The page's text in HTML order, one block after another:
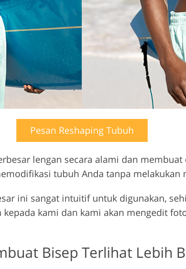
Pesan Reshaping Tubuh
lengan secara alami dan
tubuh Anda tanpa
ini sangat intuitif untuk digunakan,
kami dan kami akan mengedit
Bisep Terlihat Lebih